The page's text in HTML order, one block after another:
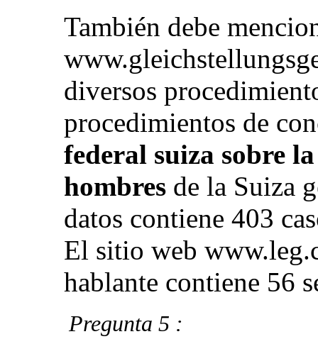
También debe
diversos
procedimientos de
federal suiza sobre
hombres de la Suiza
datos contiene 403
El sitio web
hablante contiene 56
Pregunta 5 :